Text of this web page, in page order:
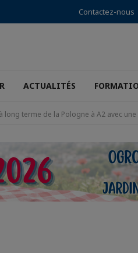
Contactez-nous
ACTUALITÉS
terme de la Pologne à A2 avec